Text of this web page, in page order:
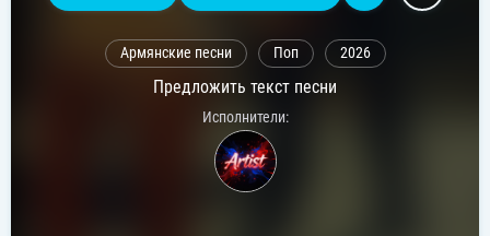
Армянские песни Поп 2026
Предложить текст песни
Исполнители: